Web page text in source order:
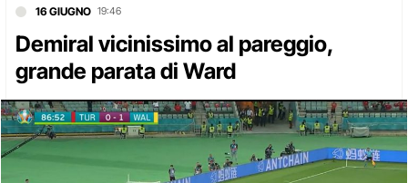
16 GIUGNO 19:46
Demiral vicinissimo al pareggio,
grande parata di Ward